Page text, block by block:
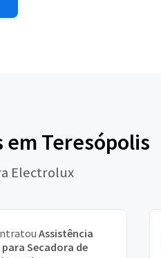
Teresópolis
Electrolux
Assistência
Secadora de